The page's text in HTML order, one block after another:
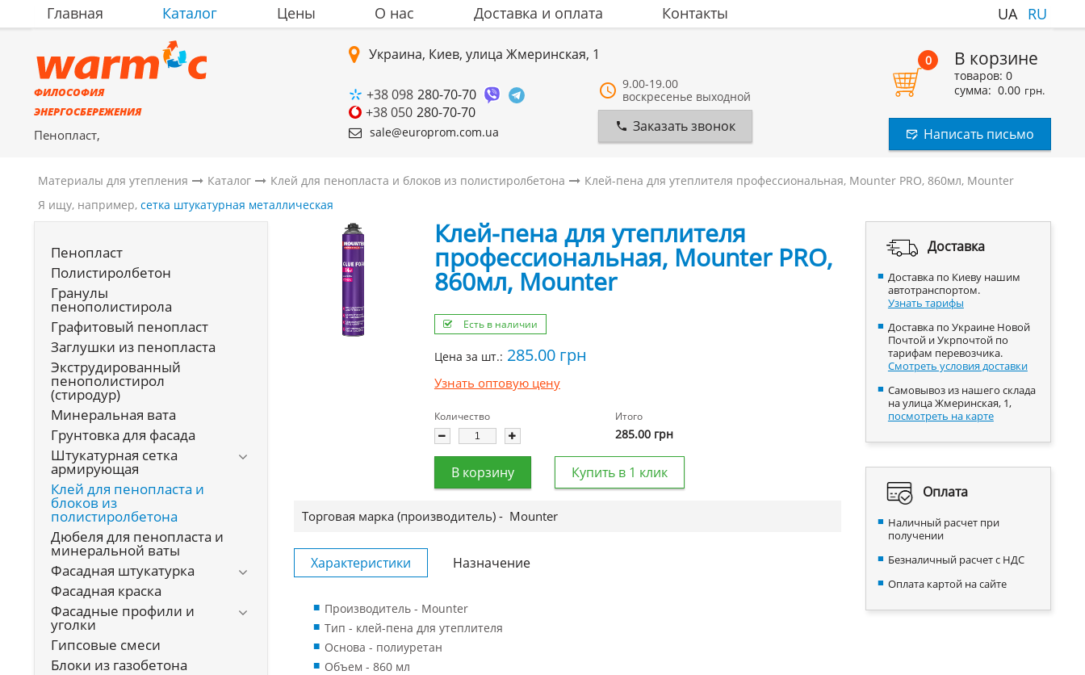
Главная Каталог Цены О нас Доставка и оплата Контакты UA RU
ФИЛОСОФИЯ
ЭНЕРГОСБЕРЕЖЕНИЯ
Пенопласт,
Украина, Киев, улица Жмеринская, 1
+38 098 280-70-70
+38 050 280-70-70
sale@europrom.com.ua
9.00-19.00
воскресенье выходной
Заказать звонок
0 В корзине
товаров: 0
сумма: 0.00 грн.
Написать письмо
Материалы для утепления Каталог Клей для пенопласта и блоков из полистиролбетона
Клей-пена для утеплителя профессиональная, Mounter PRO, 860мл, Mounter
Я ищу, например, сетка штукатурная металлическая
Пенопласт
Полистиролбетон
Гранулы
пенополистирола
Графитовый пенопласт
Заглушки из пенопласта
Экструдированный
пенополистирол
(стиродур)
Минеральная вата
Грунтовка для фасада
Штукатурная сетка
армирующая
Клей для пенопласта и
блоков из
полистиролбетона
Дюбеля для пенопласта и
минеральной ваты
Фасадная штукатурка
Фасадная краска
Фасадные профили и
уголки
Гипсовые смеси
Блоки из газобетона
Клей-пена для утеплителя
профессиональная, Mounter PRO,
860мл, Mounter
Есть в наличии
Цена за шт.: 285.00 грн
Узнать оптовую цену
Количество Итого
285.00 грн
В корзину Купить в 1 клик
Торговая марка (производитель) - Mounter
Характеристики Назначение
Производитель - Mounter
Тип - клей-пена для утеплителя
Основа - полиуретан
Объем - 860 мл
Доставка
Доставка по Киеву нашим
автотранспортом.
Узнать тарифы
Доставка по Украине Новой
Почтой и Укрпочтой по
тарифам перевозчика.
Смотреть условия доставки
Самовывоз из нашего склада
на улица Жмеринская, 1,
посмотреть на карте
Оплата
Наличный расчет при
получении
Безналичный расчет с НДС
Оплата картой на сайте